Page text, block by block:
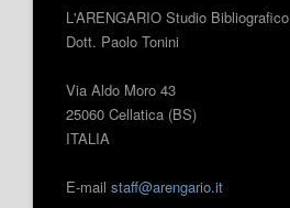
L'ARENGARIO Studio Bibliografico
Dott. Paolo Tonini
Via Aldo Moro 43
25060 Cellatica (BS)
ITALIA
E-mail staff@arengario.it